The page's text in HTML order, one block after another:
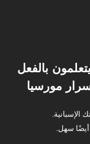
يتعلمون بالفعل
مورسيا
سهل.